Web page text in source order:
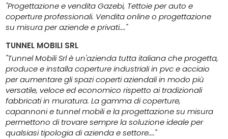
"Progettazione e vendita Gazebi, Tettoie per auto e
coperture professionali. Vendita online o progettazione
su misura per aziende e privati...."
TUNNEL MOBILI SRL
"Tunnel Mobili Srl è un'azienda tutta italiana che progetta,
produce e installa coperture industriali in pvc e acciaio
per aumentare gli spazi coperti aziendali in modo più
versatile, veloce ed economico rispetto ai tradizionali
fabbricati in muratura. La gamma di coperture,
capannoni e tunnel mobili e la progettazione su misura
permettono di trovare sempre la soluzione ideale per
qualsiasi tipologia di azienda e settore...."